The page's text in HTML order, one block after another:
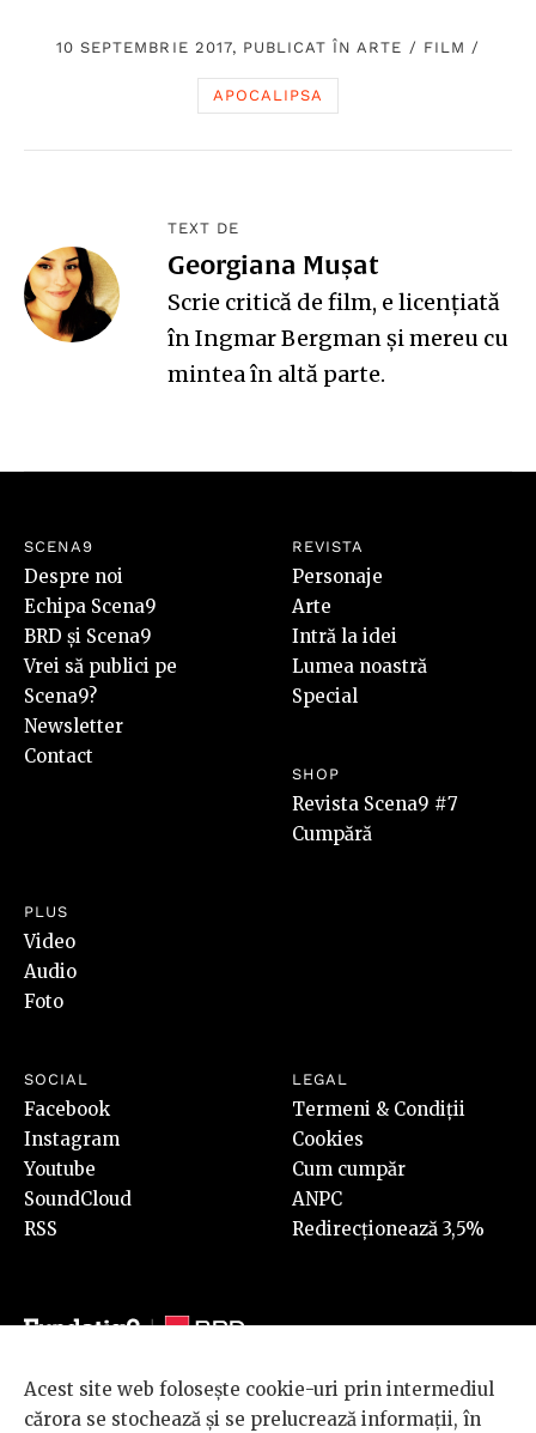
10 SEPTEMBRIE 2017, PUBLICAT ÎNARTE / FILM /
APOCALIPSA
TEXT DE
Georgiana Mușat
Scrie critică de film, e licențiată
în Ingmar Bergman și mereu cu
mintea în altă parte.
SCENA9
Despre noi
Echipa Scena9
BRD și Scena9
Vrei să publici pe
Scena9?
Newsletter
Contact
REVISTA
Personaje
Arte
Intră la idei
Lumea noastră
Special
SHOP
Revista Scena9 #7
Cumpără
PLUS
Video
Audio
Foto
SOCIAL
Facebook
Instagram
Youtube
SoundCloud
RSS
LEGAL
Termeni & Condiții
Cookies
Cum cumpăr
ANPC
Redirecționează 3,5%
© 2026 BRD Groupe Société Générale, toate drepturile rezervate.
Acest site web folosește cookie-uri prin intermediul
cărora se stochează și se prelucrează informații, în